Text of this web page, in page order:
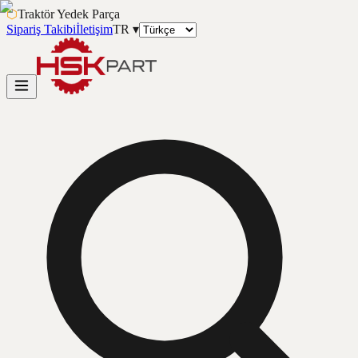
⬡Traktör Yedek Parça
Sipariş TakibiİletişimTR ▾